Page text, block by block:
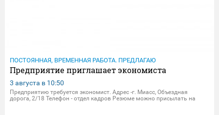
ПОСТОЯННАЯ, ВРЕМЕННАЯ РАБОТА. ПРЕДЛАГАЮ
Предприятие приглашает экономиста
3 августа в 10:50
Предприятию требуется экономист. Адрес -г. Миасс, Объездная
дорога, 2/18 Телефон - отдел кадров Резюме можно присылать на